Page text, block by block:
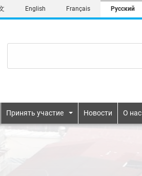
English Français Русский
Принять участие Новости О нас